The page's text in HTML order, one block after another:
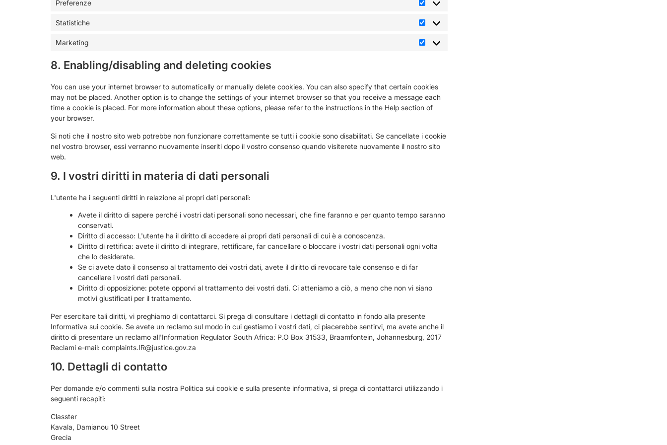
Preferenze
Statistiche
Marketing
8. Enabling/disabling and deleting cookies
You can use your internet browser to automatically or manually delete cookies. You can also specify that certain cookies
may not be placed. Another option is to change the settings of your internet browser so that you receive a message each
time a cookie is placed. For more information about these options, please refer to the instructions in the Help section of
your browser.
Si noti che il nostro sito web potrebbe non funzionare correttamente se tutti i cookie sono disabilitati. Se cancellate i cookie
nel vostro browser, essi verranno nuovamente inseriti dopo il vostro consenso quando visiterete nuovamente il nostro sito
web.
9. I vostri diritti in materia di dati personali
L'utente ha i seguenti diritti in relazione ai propri dati personali:
Avete il diritto di sapere perché i vostri dati personali sono necessari, che fine faranno e per quanto tempo saranno
conservati.
Diritto di accesso: L'utente ha il diritto di accedere ai propri dati personali di cui è a conoscenza.
Diritto di rettifica: avete il diritto di integrare, rettificare, far cancellare o bloccare i vostri dati personali ogni volta
che lo desiderate.
Se ci avete dato il consenso al trattamento dei vostri dati, avete il diritto di revocare tale consenso e di far
cancellare i vostri dati personali.
Diritto di opposizione: potete opporvi al trattamento dei vostri dati. Ci atteniamo a ciò, a meno che non vi siano
motivi giustificati per il trattamento.
Per esercitare tali diritti, vi preghiamo di contattarci. Si prega di consultare i dettagli di contatto in fondo alla presente
Informativa sui cookie. Se avete un reclamo sul modo in cui gestiamo i vostri dati, ci piacerebbe sentirvi, ma avete anche il
diritto di presentare un reclamo all'Information Regulator South Africa: P.O Box 31533, Braamfontein, Johannesburg, 2017
Reclami e-mail: complaints.IR@justice.gov.za
10. Dettagli di contatto
Per domande e/o commenti sulla nostra Politica sui cookie e sulla presente informativa, si prega di contattarci utilizzando i
seguenti recapiti:
Classter
Kavala, Damianou 10 Street
Grecia